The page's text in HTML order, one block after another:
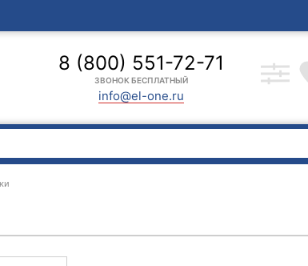
8 (800) 551-72-71
ЗВОНОК БЕСПЛАТНЫЙ
info@el-one.ru